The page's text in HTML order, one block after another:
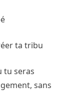
ta tribu
tu seras
sans